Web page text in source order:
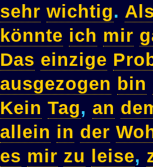
sehr wichtig.
könnte ich mir
Das einzige
ausgezogen bin
Kein Tag, an
allein in der
es mir zu leise,